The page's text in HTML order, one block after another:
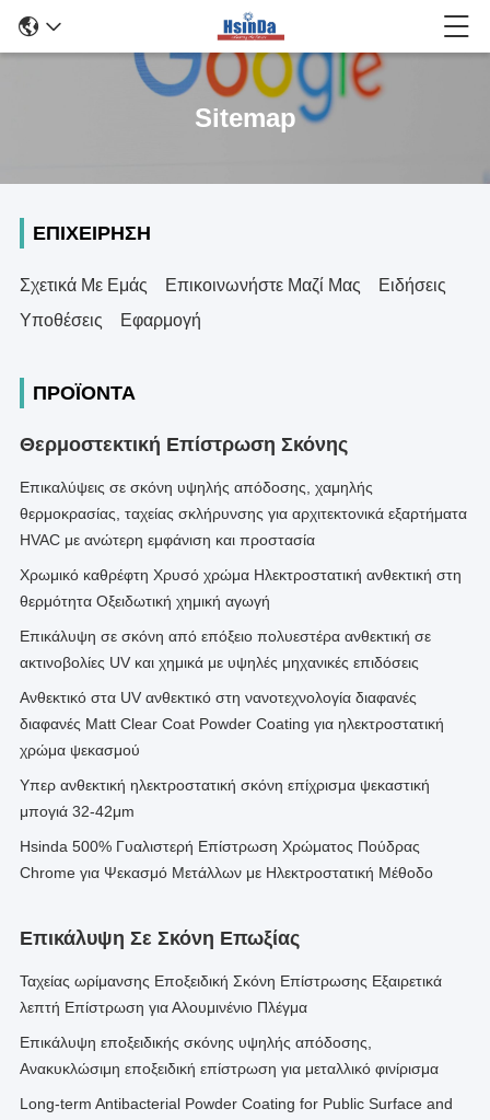
Sitemap
ΕΠΙΧΕΊΡΗΣΗ
Σχετικά Με Εμάς Επικοινωνήστε Μαζί Μας
Ειδήσεις
Υποθέσεις
Εφαρμογή
ΠΡΟΪΌΝΤΑ
Θερμοστεκτική Επίστρωση Σκόνης
Επικαλύψεις σε σκόνη υψηλής απόδοσης, χαμηλής
θερμοκρασίας, ταχείας σκλήρυνσης για αρχιτεκτονικά εξαρτήματα
HVAC με ανώτερη εμφάνιση και προστασία
Χρωμικό καθρέφτη Χρυσό χρώμα Ηλεκτροστατική ανθεκτική στη
θερμότητα Οξειδωτική χημική αγωγή
Επικάλυψη σε σκόνη από επόξειο πολυεστέρα ανθεκτική σε
ακτινοβολίες UV και χημικά με υψηλές μηχανικές επιδόσεις
Ανθεκτικό στα UV ανθεκτικό στη νανοτεχνολογία διαφανές
διαφανές Matt Clear Coat Powder Coating για ηλεκτροστατική
χρώμα ψεκασμού
Υπερ ανθεκτική ηλεκτροστατική σκόνη επίχρισμα ψεκαστική
μπογιά 32-42μm
Hsinda 500% Γυαλιστερή Επίστρωση Χρώματος Πούδρας
Chrome για Ψεκασμό Μετάλλων με Ηλεκτροστατική Μέθοδο
Επικάλυψη Σε Σκόνη Επωξίας
Ταχείας ωρίμανσης Εποξειδική Σκόνη Επίστρωσης Εξαιρετικά
λεπτή Επίστρωση για Αλουμινένιο Πλέγμα
Επικάλυψη εποξειδικής σκόνης υψηλής απόδοσης,
Ανακυκλώσιμη εποξειδική επίστρωση για μεταλλικό φινίρισμα
Long-term Antibacterial Powder Coating for Public Surface and